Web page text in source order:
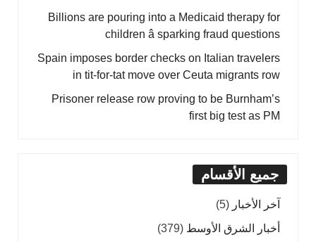
Billions are pouring into a Medicaid therapy for
children â sparking fraud questions
Spain imposes border checks on Italian travelers
in tit-for-tat move over Ceuta migrants row
Prisoner release row proving to be Burnham’s
first big test as PM
جميع الأقسام
آخر الأخبار (5)
أخبار الشرق الأوسط (379)